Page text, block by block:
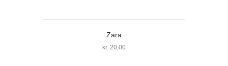
Zara
kr. 20,00